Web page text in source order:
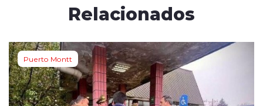
Relacionados
Puerto Montt